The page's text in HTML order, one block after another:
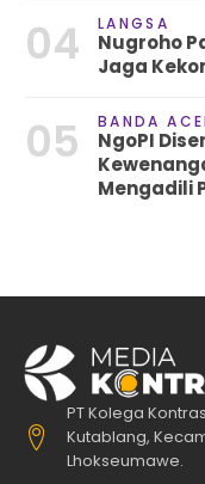
04 LANGSA
Nugroho
Jaga
05 BANDA
NgoPI
Mengadili
PT Kolega
Kutablang,
Lhokseumawe.